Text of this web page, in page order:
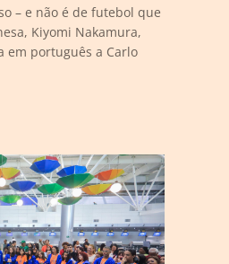
– e não é de futebol que
Kiyomi Nakamura,
em português a Carlo